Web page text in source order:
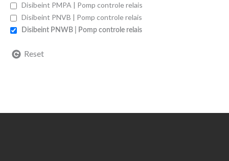
Disibeint PMPA | Pomp controle relais
Disibeint PNVB | Pomp controle relais
Disibeint PNWB | Pomp controle relais
Reset